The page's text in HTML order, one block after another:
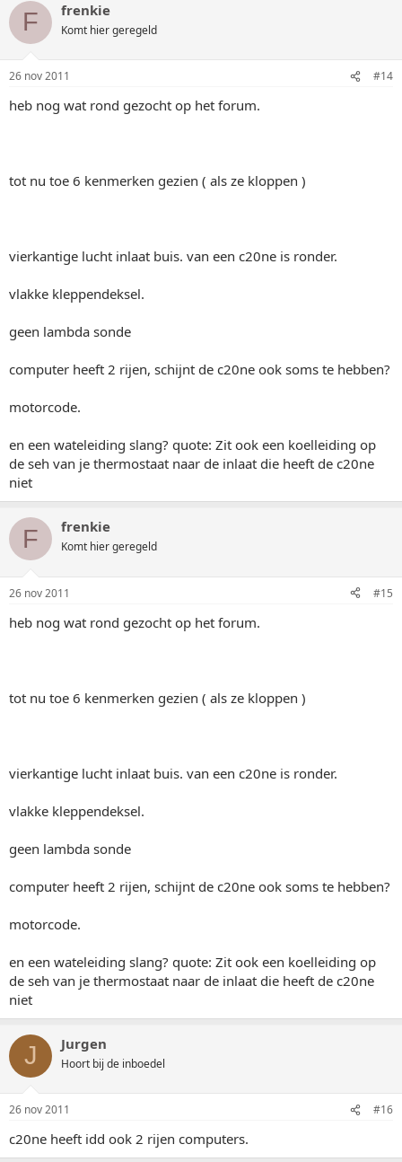
F frenkie
Komt hier geregeld
26 nov 2011 #14
heb nog wat rond gezocht op het forum.
tot nu toe 6 kenmerken gezien ( als ze kloppen )
vierkantige lucht inlaat buis. van een c20ne is ronder.
vlakke kleppendeksel.
geen lambda sonde
computer heeft 2 rijen, schijnt de c20ne ook soms te hebben?
motorcode.
en een wateleiding slang? quote: Zit ook een koelleiding op
de seh van je thermostaat naar de inlaat die heeft de c20ne
niet
F frenkie
Komt hier geregeld
26 nov 2011 #15
heb nog wat rond gezocht op het forum.
tot nu toe 6 kenmerken gezien ( als ze kloppen )
vierkantige lucht inlaat buis. van een c20ne is ronder.
vlakke kleppendeksel.
geen lambda sonde
computer heeft 2 rijen, schijnt de c20ne ook soms te hebben?
motorcode.
en een wateleiding slang? quote: Zit ook een koelleiding op
de seh van je thermostaat naar de inlaat die heeft de c20ne
niet
J Jurgen
Hoort bij de inboedel
26 nov 2011 #16
c20ne heeft idd ook 2 rijen computers.